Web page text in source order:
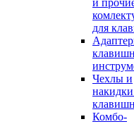
и
для
Чехлы и
Комбо-